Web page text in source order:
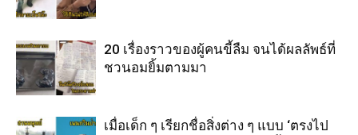
20 เรื่องราวของผู้คนขี้ลืม จนได้ผลลัพธ์ที่
ชวนอมยิ้มตามมา
เมื่อเด็ก ๆ เรียกชื่อสิ่งต่าง ๆ แบบ ‘ตรงไป